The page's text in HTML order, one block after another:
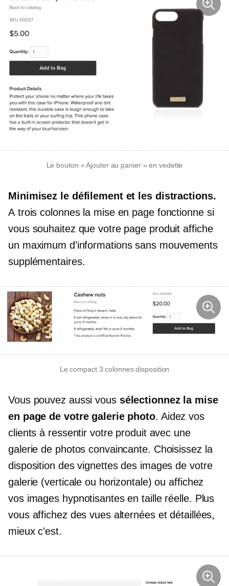
Le bouton « Ajouter au panier » en vedette
Minimisez le défilement et les distractions.
A trois colonnesla mise en page fonctionne si
vous souhaitez que votre page produit affiche
un maximum d'informations sans mouvements
supplémentaires.
Le compact 3 colonnesdisposition
Vous pouvez aussi vous sélectionnez la mise
en page de votre galerie photo. Aidez vos
clients à ressentir votre produit avec une
galerie de photos convaincante. Choisissez la
disposition des vignettes des images de votre
galerie (verticale ou horizontale) ou affichez
vos images hypnotisantes en taille réelle. Plus
vous affichez des vues alternées et détaillées,
mieux c’est.